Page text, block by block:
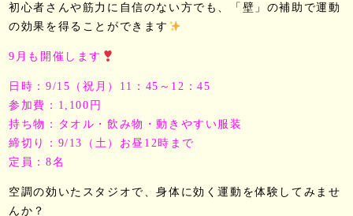
初心者さんや筋力に自信のない方でも、「壁」の補助で運動
の効果を得ることができます
9月も開催します
日時：9/15（祝月）11：45～12：45
参加費：1,100円
持ち物：タオル・飲み物・動きやすい服装
締切り：9/13（土）お昼12時まで
定員：8名
空調の効いたスタジオで、身体に効く運動を体験してみませ
んか？